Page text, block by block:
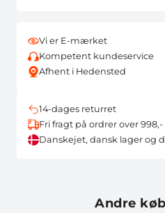
Vi er E-mærket
Kompetent kundeservice
Afhent i Hedensted
14-dages returret
Fri fragt på ordrer over 998,-
Danskejet, dansk lager og
Andre